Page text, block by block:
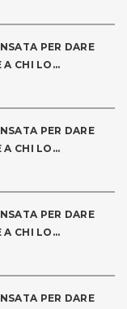
PER DARE
A CHI LO...
PER DARE
A CHI LO...
PER DARE
A CHI LO...
PER DARE